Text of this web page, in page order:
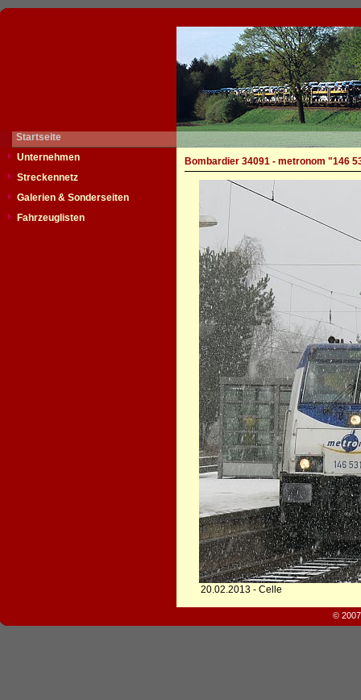
Startseite
Unternehmen
Streckennetz
Galerien & Sonderseiten
Fahrzeuglisten
Bombardier 34091 - metronom "146
20.02.2013 - Celle
©